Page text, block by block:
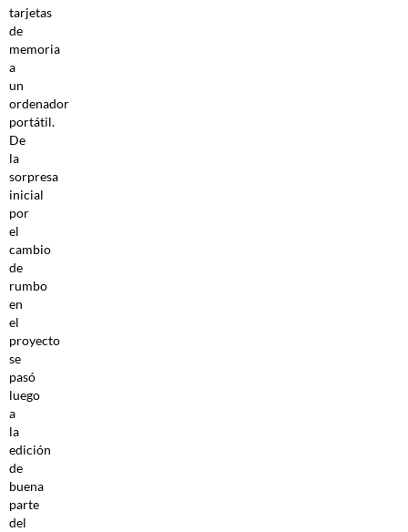
tarjetas
de
memoria
a
un
ordenador
portátil.
De
la
sorpresa
inicial
por
el
cambio
de
rumbo
en
el
proyecto
se
pasó
luego
a
la
edición
de
buena
parte
del